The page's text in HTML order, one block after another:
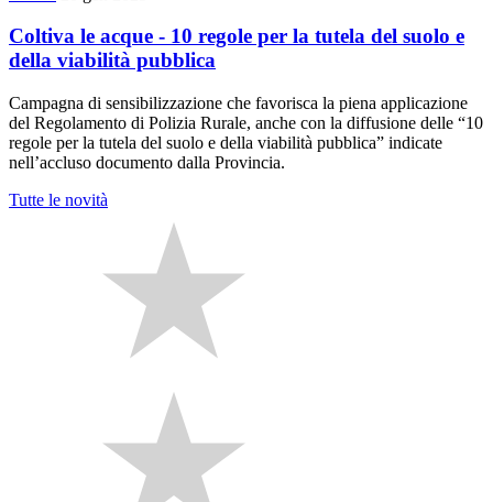
Coltiva le acque - 10 regole per la tutela del suolo e
della viabilità pubblica
Campagna di sensibilizzazione che favorisca la piena applicazione
del Regolamento di Polizia Rurale, anche con la diffusione delle “10
regole per la tutela del suolo e della viabilità pubblica” indicate
nell’accluso documento dalla Provincia.
Tutte le novità